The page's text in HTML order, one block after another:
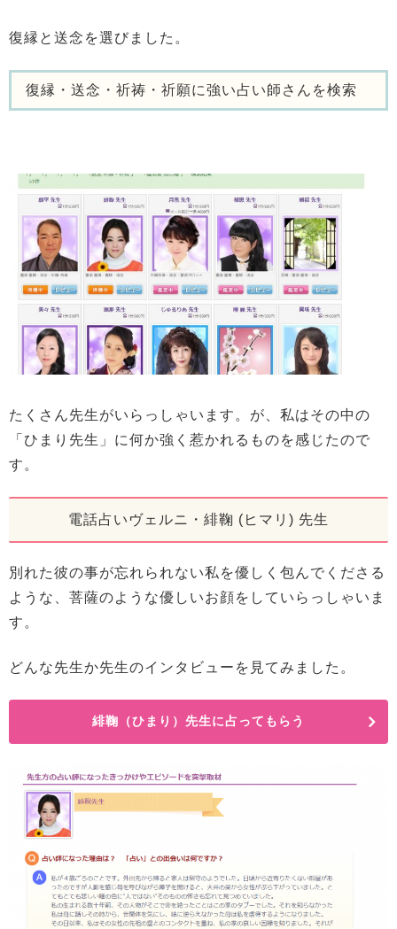
復縁と送念を選びました。
復縁・送念・祈祷・祈願に強い占い師さんを検索
たくさん先生がいらっしゃいます。が、私はその中の
「ひまり先生」に何か強く惹かれるものを感じたので
す。
電話占いヴェルニ・緋鞠 (ヒマリ) 先生
別れた彼の事が忘れられない私を優しく包んでくださる
ような、菩薩のような優しいお顔をしていらっしゃいま
す。
どんな先生か先生のインタビューを見てみました。
緋鞠（ひまり）先生に占ってもらう